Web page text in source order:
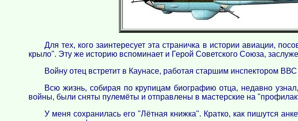
Для тех, кого заинтересует эта страничка в истории авиации,
крыло". Эту же историю вспоминает и Герой Советского Союза,
Войну отец встретит в Каунасе, работая старшим инспектором
Всю жизнь, собирая по крупицам биографию отца, недавно
войны, были сняты пулемёты и отправлены в мастерские на
У меня сохранилась его "Лётная книжка". Кратко, как пишутся